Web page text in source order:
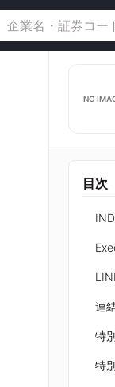
NO
目次
連
特
特